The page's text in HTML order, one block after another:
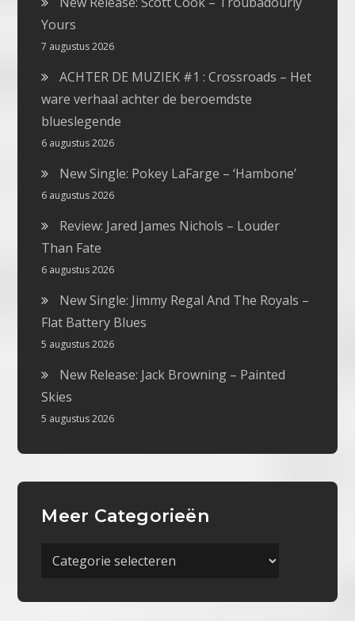
Yours
7 augustus 2026
ACHTER DE MUZIEK #1 : Crossroads – Het
ware verhaal achter de beroemdste
blueslegende
6 augustus 2026
New Single: Pokey LaFarge – ‘Hambone’
6 augustus 2026
Review: Jared James Nichols – Louder
Than Fate
6 augustus 2026
New Single: Jimmy Regal And The Royals –
Flat Battery Blues
5 augustus 2026
New Release: Jack Browning – Painted
Skies
5 augustus 2026
Meer Categorieën
Meer